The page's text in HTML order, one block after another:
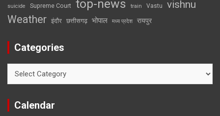
suicide Supreme Court top-news train Vastu vishnu
Weather इंदौर छत्तीसगढ़ भोपाल मध्य प्रदेश रायपुर
Categories
Calendar